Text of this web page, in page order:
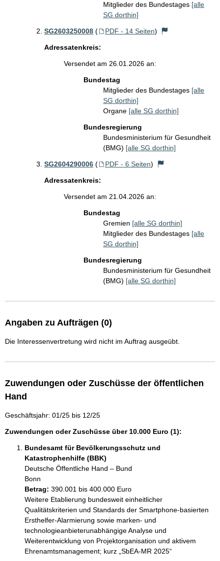
Mitglieder des Bundestages [alle
SG dorthin]
SG2603250008 ( PDF - 14 Seiten)
Adressatenkreis:
Versendet am 26.01.2026 an:
Bundestag
Mitglieder des Bundestages [alle
SG dorthin]
Organe [alle SG dorthin]
Bundesregierung
Bundesministerium für Gesundheit
(BMG) [alle SG dorthin]
SG2604290006 ( PDF - 6 Seiten)
Adressatenkreis:
Versendet am 21.04.2026 an:
Bundestag
Gremien [alle SG dorthin]
Mitglieder des Bundestages [alle
SG dorthin]
Bundesregierung
Bundesministerium für Gesundheit
(BMG) [alle SG dorthin]
Angaben zu Aufträgen (0)
Die Interessenvertretung wird nicht im Auftrag ausgeübt.
Zuwendungen oder Zuschüsse der öffentlichen
Hand
Geschäftsjahr: 01/25 bis 12/25
Zuwendungen oder Zuschüsse über 10.000 Euro (1):
Bundesamt für Bevölkerungsschutz und
Katastrophenhilfe (BBK)
Deutsche Öffentliche Hand – Bund
Bonn
Betrag: 390.001 bis 400.000 Euro
Weitere Etablierung bundesweit einheitlicher
Qualitätskriterien und Standards der Smartphone-basierten
Ersthelfer-Alarmierung sowie marken- und
technologieanbieterunabhängige Analyse und
Weiterentwicklung von Projektorganisation und aktivem
Ehrenamtsmanagement; kurz „SbEA-MR 2025“